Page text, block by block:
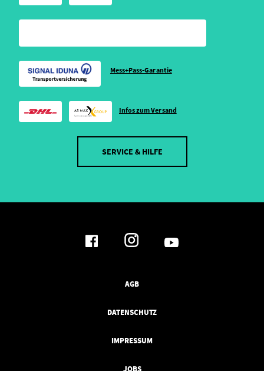
Mess+Pass-Garantie
Infos zum Versand
SERVICE & HILFE
AGB
DATENSCHUTZ
IMPRESSUM